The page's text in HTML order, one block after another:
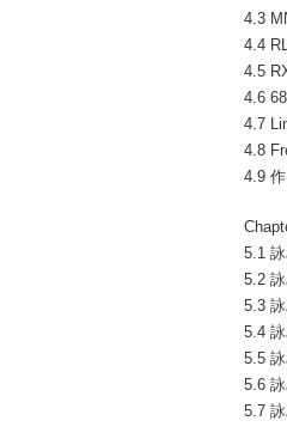
4.3
4.4
4.5
4.6
4.7
4.8
4.9
5.1
5.2
5.3
5.4
5.5
5.6
5.7